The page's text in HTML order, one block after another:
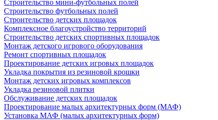
Строительство мини-футбольных полей
Строительство футбольных полей
Строительство детских площадок
Комплексное благоустройство территорий
Строительство детских спортивных площадок
Монтаж детского игрового оборудования
Ремонт спортивных площадок
Проектирование детских игровых площадок
Укладка покрытия из резиновой крошки
Монтаж детских игровых комплексов
Укладка резиновой плитки
Обслуживание детских площадок
Проектирование малых архитектурных форм (МАФ)
Установка МАФ (малых архитектурных форм)